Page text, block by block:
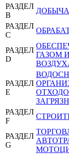
РАЗДЕЛ
B
РАЗДЕЛ
C
РАЗДЕЛ
D
ГАЗОМ
РАЗДЕЛ
E
РАЗДЕЛ
F
РАЗДЕЛ
G